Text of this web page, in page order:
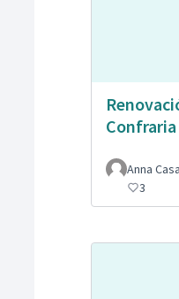
Anna
3